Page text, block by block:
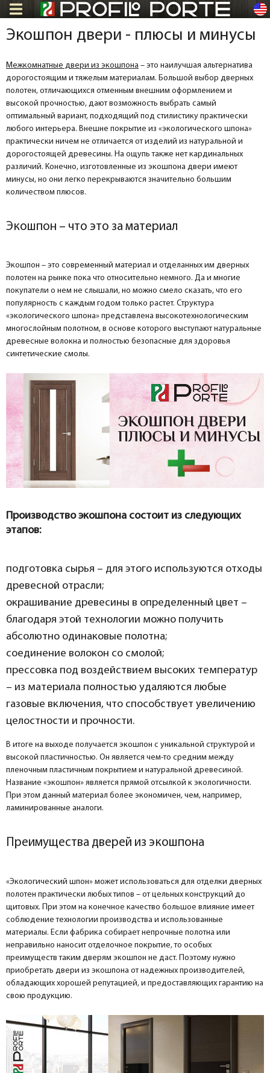
en
Экошпон двери - плюсы и минусы
Межкомнатные двери из экошпона – это наилучшая альтернатива
дорогостоящим и тяжелым материалам. Большой выбор дверных
полотен, отличающихся отменным внешним оформлением и
высокой прочностью, дают возможность выбрать самый
оптимальный вариант, подходящий под стилистику практически
любого интерьера. Внешне покрытие из «экологического шпона»
практически ничем не отличается от изделий из натуральной и
дорогостоящей древесины. На ощупь также нет кардинальных
различий. Конечно, изготовленные из экошпона двери имеют
минусы, но они легко перекрываются значительно большим
количеством плюсов.
Экошпон – что это за материал
Экошпон – это современный материал и отделанных им дверных
полотен на рынке пока что относительно немного. Да и многие
покупатели о нем не слышали, но можно смело сказать, что его
популярность с каждым годом только растет. Структура
«экологического шпона» представлена высокотехнологическим
многослойным полотном, в основе которого выступают натуральные
древесные волокна и полностью безопасные для здоровья
синтетические смолы.
Производство экошпона состоит из следующих
этапов:
подготовка сырья – для этого используются отходы
древесной отрасли;
окрашивание древесины в определенный цвет –
благодаря этой технологии можно получить
абсолютно одинаковые полотна;
соединение волокон со смолой;
прессовка под воздействием высоких температур
– из материала полностью удаляются любые
газовые включения, что способствует увеличению
целостности и прочности.
В итоге на выходе получается экошпон с уникальной структурой и
высокой пластичностью. Он является чем-то средним между
пленочным пластичным покрытием и натуральной древесиной.
Название «экошпон» является прямой отсылкой к экологичности.
При этом данный материал более экономичен, чем, например,
ламинированные аналоги.
Преимущества дверей из экошпона
«Экологический шпон» может использоваться для отделки дверных
полотен практически любых типов – от цельных конструкций до
щитовых. При этом на конечное качество большое влияние имеет
соблюдение технологии производства и использованные
материалы. Если фабрика собирает непрочные полотна или
неправильно наносит отделочное покрытие, то особых
преимуществ таким дверям экошпон не даст. Поэтому нужно
приобретать двери из экошпона от надежных производителей,
обладающих хорошей репутацией, и предоставляющих гарантию на
свою продукцию.